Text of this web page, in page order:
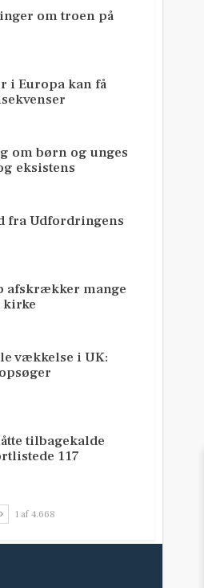
om troen på
i Europa kan få
om børn og unges
eksistens
fra Udfordringens
afskrækker mange
kirke
vækkelse i UK:
tilbagekalde
117
1 af 4.668